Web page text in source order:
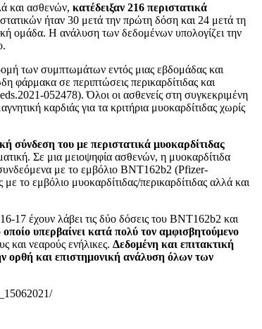
και ασθενών, κατέδειξαν 216 περιστατικά
ήταν 30 μετά την πρώτη δόση και 24 μετά τη
ομάδα. Η ανάλυση των δεδομένων υπολογίζει την
των συμπτωμάτων εντός μιας εβδομάδας και
φάρμακα σε περιπτώσεις περικαρδίτιδας και
052478). Όλοι οι ασθενείς στη συγκεκριμένη
καρδιάς για τα κριτήρια μυοκαρδίτιδας χωρίς
σύνδεση του με περιστατικά μυοκαρδίτιδας
Σε μια μειοψηφία ασθενών, η μυοκαρδίτιδα
με το εμβόλιο BNT162b2 (Pfizer-
το εμβόλιο μυοκαρδίτιδας/περικαρδίτιδας αλλά και
17 έχουν λάβει τις δύο δόσεις του BNT162b2 και
υπερβαίνει κατά πολύ τον αμφισβητούμενο
και νεαρούς ενήλικες. Δεδομένη και επιτακτική
ορθή και επιστημονική ανάλυση όλων των